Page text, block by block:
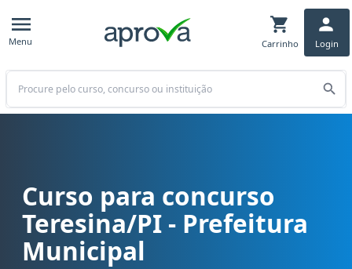
Menu Carrinho Login
Buscar
Curso para concurso Teresina/PI - Prefeitura Municipal cargo
Curso para concurso
Teresina/PI - Prefeitura
Municipal